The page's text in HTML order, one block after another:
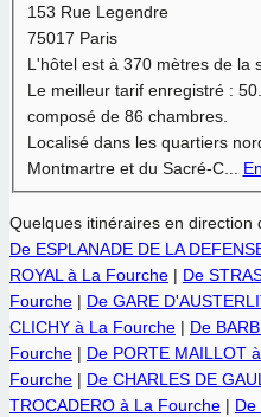
153 Rue Legendre
75017 Paris
L'hôtel est à 370 mètresde la
Le meilleur tarif enregistré :
composé de 86 chambres.
Localisé dans les quartiers
Montmartre et du Sacré-C...
Quelques itinéraires en direction
De ESPLANADE DE LA
ROYAL à La Fourche | De
Fourche | De GARE
CLICHY à La Fourche | De
Fourche | De PORTE MAILLOT
Fourche | De CHARLES DE
TROCADERO à La Fourche | De